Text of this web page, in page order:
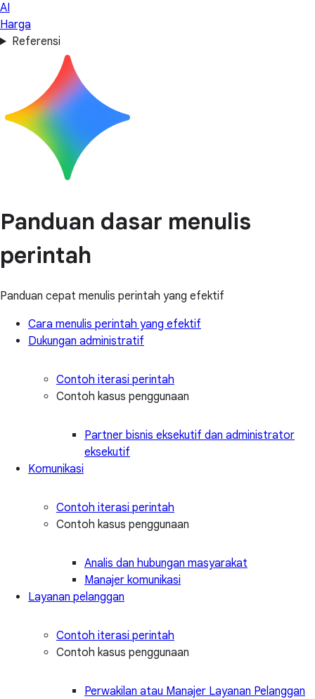
AI
Harga
Referensi
Panduan dasar menulis
perintah
Panduan cepat menulis perintah yang efektif
Cara menulis perintah yang efektif
Dukungan administratif
Contoh iterasi perintah
Contoh kasus penggunaan
Partner bisnis eksekutif dan administrator
eksekutif
Komunikasi
Contoh iterasi perintah
Contoh kasus penggunaan
Analis dan hubungan masyarakat
Manajer komunikasi
Layanan pelanggan
Contoh iterasi perintah
Contoh kasus penggunaan
Perwakilan atau Manajer Layanan Pelanggan